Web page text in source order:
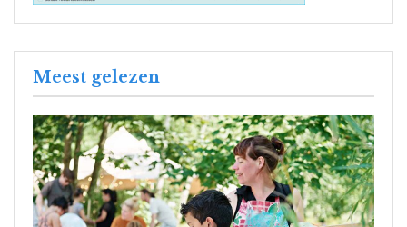
Meest gelezen